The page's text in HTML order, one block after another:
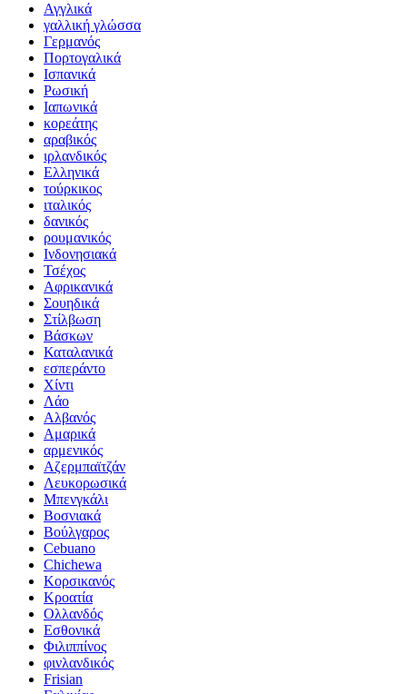
Αγγλικά
γαλλική γλώσσα
Γερμανός
Πορτογαλικά
Ισπανικά
Ρωσική
Ιαπωνικά
κορεάτης
αραβικός
ιρλανδικός
Ελληνικά
τούρκικος
ιταλικός
δανικός
ρουμανικός
Ινδονησιακά
Τσέχος
Αφρικανικά
Σουηδικά
Στίλβωση
Βάσκων
Καταλανικά
εσπεράντο
Χίντι
Λάο
Αλβανός
Αμαρικά
αρμενικός
Αζερμπαϊτζάν
Λευκορωσικά
Μπενγκάλι
Βοσνιακά
Βούλγαρος
Cebuano
Chichewa
Κορσικανός
Κροατία
Ολλανδός
Εσθονικά
Φιλιππίνος
φινλανδικός
Frisian